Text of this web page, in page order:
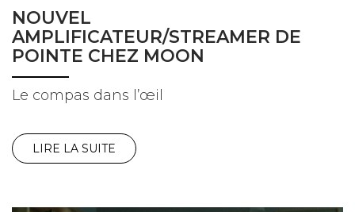
NOUS CONTACTER
NOUVEL
AMPLIFICATEUR/STREAMER DE
POINTE CHEZ MOON
Le compas dans l’œil
LIRE LA SUITE